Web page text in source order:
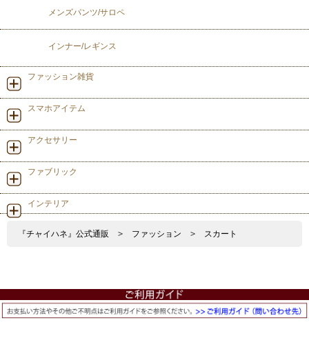
メンズパンツ/サロペ
インナー/レギンス
ファッション雑貨
スマホアイテム
アクセサリー
ファブリック
インテリア
『チャイハネ』公式通販 > ファッション > スカート